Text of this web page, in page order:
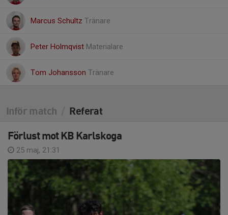
Marcus Schultz Tränare
Peter Holmqvist Materialare
Tom Johansson Tränare
Inför match Referat
Förlust mot KB Karlskoga
25 maj, 21:31